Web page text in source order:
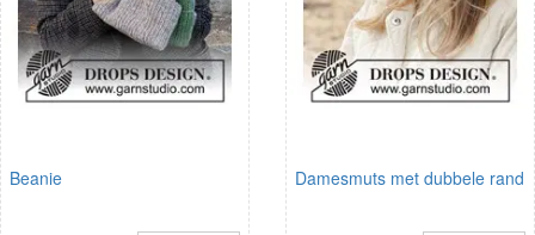
Beanie Damesmuts met dubbele rand